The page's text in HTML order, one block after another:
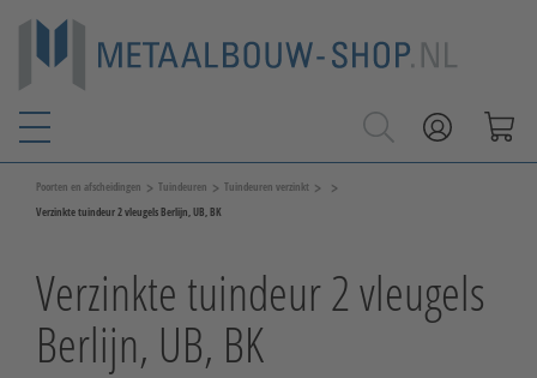
Poorten en afscheidingen > Tuindeuren > Tuindeuren verzinkt > >
Verzinkte tuindeur 2 vleugels Berlijn, UB, BK
Verzinkte tuindeur 2 vleugels
Berlijn, UB, BK